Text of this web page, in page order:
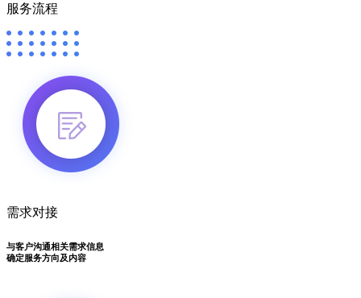
服务流程
需求对接
与客户沟通相关需求信息
确定服务方向及内容